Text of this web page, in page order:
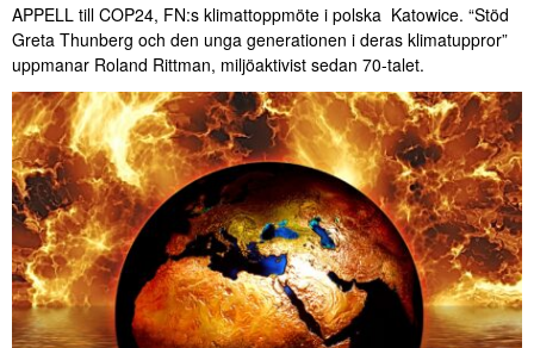
APPELL till COP24, FN:s klimattoppmöte i polska Katowice. “Stöd
Greta Thunberg och den unga generationen i deras klimatuppror”
uppmanar Roland Rittman, miljöaktivist sedan 70-talet.